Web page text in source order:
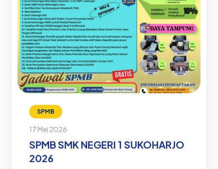
SPMB
17 Mei 2026
SPMB SMK NEGERI 1 SUKOHARJO
2026